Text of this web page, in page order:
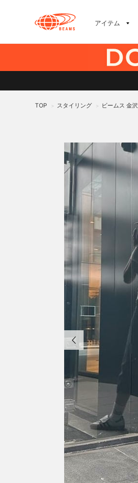
アイテム
TOP > スタイリング > ビームス 金沢